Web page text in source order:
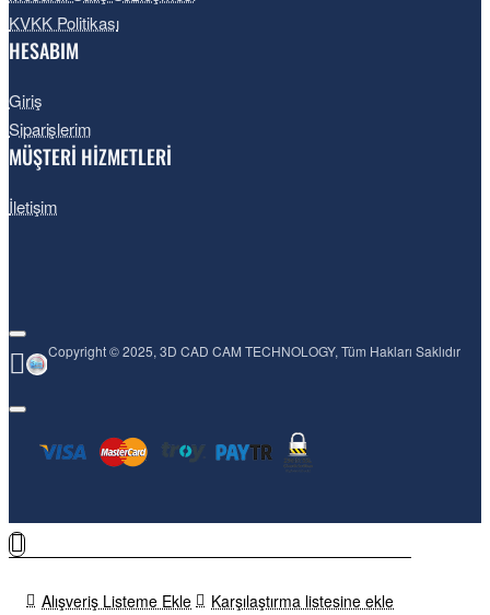
Alışveriş Listeme Ekle Karşılaştırma listesine ekle
Kusursuz kenar doku füzyonu (doku doğruluğu < 0,1 mm)
model veya birden fazla 16K doku (tam çözünürlük) dışa
yüzey detaylarının her bir mikronunu koruyabilir.
KVKK Politikası
HESABIM
Giriş
Siparişlerim
MÜŞTERİ HİZMETLERİ
İletişim
Copyright © 2025, 3D CAD CAM TECHNOLOGY, Tüm Hakları Saklıdır